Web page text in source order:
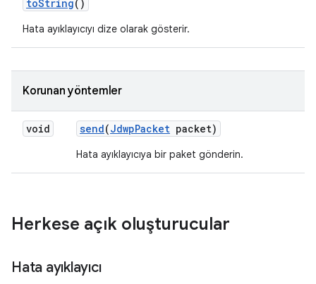
toString()
Hata ayıklayıcıyı dize olarak gösterir.
Korunan yöntemler
void send(JdwpPacket packet)
Hata ayıklayıcıya bir paket gönderin.
Herkese açık oluşturucular
Hata ayıklayıcı